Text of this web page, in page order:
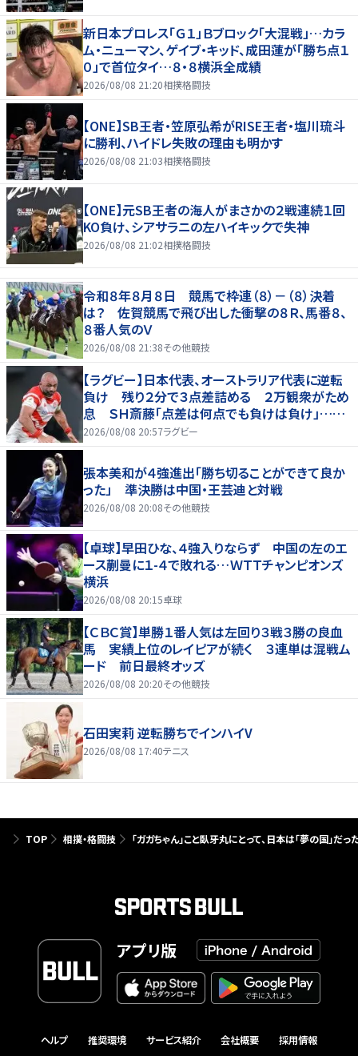
新日本プロレス「Ｇ１」Ｂブロック「大混戦」…カラ
ム・ニューマン、ゲイブ・キッド、成田蓮が「勝ち点１
０」で首位タイ…８・８横浜全成績
2026/08/08 21:20相撲格闘技
【ONE】SB王者・笠原弘希がRISE王者・塩川琉斗
に勝利、ハイドレ失敗の理由も明かす
2026/08/08 21:03相撲格闘技
【ONE】元SB王者の海人がまさかの２戦連続１回
KO負け、シアサラニの左ハイキックで失神
2026/08/08 21:02相撲格闘技
令和８年８月８日 競馬で枠連（８）－（８）決着
は？ 佐賀競馬で飛び出した衝撃の８Ｒ、馬番８、
８番人気のＶ
2026/08/08 21:38その他競技
【ラグビー】日本代表、オーストラリア代表に逆転
負け 残り２分で３点差詰める ２万観衆がため
息 ＳＨ斎藤「点差は何点でも負けは負け」…前
半にＳＯ伊藤龍が先制トライ、３２ー３５で惜敗
2026/08/08 20:57ラグビー
張本美和が４強進出「勝ち切ることができて良か
った」 準決勝は中国・王芸迪と対戦
2026/08/08 20:08その他競技
【卓球】早田ひな、４強入りならず 中国の左のエ
ース蒯曼に１-４で敗れる…ＷＴＴチャンピオンズ
横浜
2026/08/08 20:15卓球
【ＣＢＣ賞】単勝１番人気は左回り３戦３勝の良血
馬 実績上位のレイピアが続く ３連単は混戦ム
ード 前日最終オッズ
2026/08/08 20:20その他競技
石田実莉 逆転勝ちでインハイV
2026/08/08 17:40テニス
TOP 相撲・格闘技 「ガガちゃん」こと臥牙丸にとって、日本は「夢の国」だっ
アプリ版
ヘルプ 推奨環境 サービス紹介 会社概要 採用情報